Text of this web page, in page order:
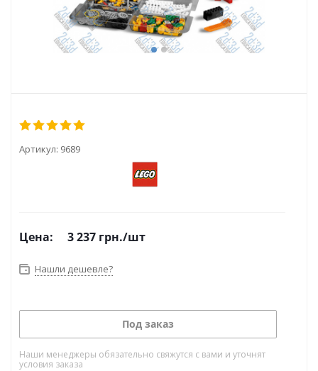
Артикул: 9689
Цена: 3 237 грн./шт
Нашли дешевле?
Под заказ
Наши менеджеры обязательно свяжутся с вами и уточнят
условия заказа